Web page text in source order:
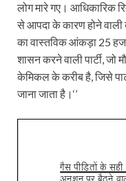
लोग मारे गए। आधिकारिक
से आपदा के कारण होने वाली
का वास्तविक आंकड़ा 25
शासन करने वाली पार्टी,
केमिकल के करीब है, जिसे
जाना जाता है।‘’